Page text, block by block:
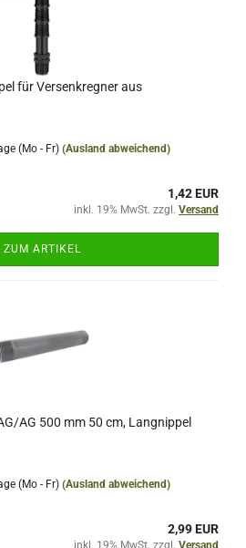
für Versenkregner aus
(Mo - Fr) (Ausland abweichend)
1,42 EUR
inkl. 19% MwSt. zzgl. Versand
ZUM ARTIKEL
AG 500 mm 50 cm, Langnippel
(Mo - Fr) (Ausland abweichend)
2,99 EUR
inkl. 19% MwSt. zzgl. Versand